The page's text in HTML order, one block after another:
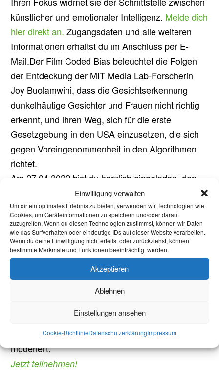
Einwilligung verwalten
Um dir ein optimales Erlebnis zu bieten, verwenden wir Technologien wie
Cookies, um Geräteinformationen zu speichern und/oder darauf
zuzugreifen. Wenn du diesen Technologien zustimmst, können wir Daten
wie das Surfverhalten oder eindeutige IDs auf dieser Website verarbeiten.
Wenn du deine Einwilligung nicht erteilst oder zurückziehst, können
bestimmte Merkmale und Funktionen beeinträchtigt werden.
Akzeptieren
Ablehnen
Einstellungen ansehen
Cookie-RichtlinieDatenschutzerklärungImpressum
künstlicher und emotionaler Intelligenz. Melde dich
hier direkt an. Zugangsdaten und alle weiteren
Informationen erhältst du im Anschluss per E-
Mail.Der Film Coded Bias beleuchtet die Folgen
der Entdeckung der MIT Media Lab-Forscherin
Joy Buolamwini, dass die Gesichtserkennung
dunkelhäutige Gesichter und Frauen nicht richtig
erkennt, und ihren Weg, sich für die erste
Gesetzgebung in den USA einzusetzen, die sich
gegen Voreingenommenheit in den Algorithmen
richtet.
Am 27.04.2022 bist du herzlich eingeladen, den
imFilmstudioanzuschauen! Der
Film startet um 20:15 in der Aula 1 im
Hauptgebäude der RWTH und wird in
Originalsprache (Englisch) gezeigt. Einlass ist ab
19:45.
Am 05.05.2022 um 20 Uhr eine vielfältige
Podiumsdiskussion an, um nochmals detaillierter
diskutieren. Das Ganze wird gemeinsam vom
Female Network Melaten and dem AStA der FH
moderiert.
Jetzt teilnehmen!